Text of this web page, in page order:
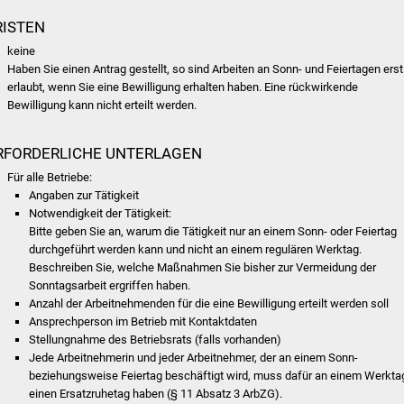
keine
Haben Sie einen Antrag gestellt, so sind Arbeiten an Sonn- und Feiertagen erst
erlaubt, wenn Sie eine Bewilligung erhalten haben. Eine rückwirkende
Bewilligung kann nicht erteilt werden.
UNTERLAGEN
Für alle Betriebe:
Angaben zur Tätigkeit
Notwendigkeit der Tätigkeit:
Bitte geben Sie an, warum die Tätigkeit nur an einem Sonn- oder Feiertag
durchgeführt werden kann und nicht an einem regulären Werktag.
Beschreiben Sie, welche Maßnahmen Sie bisher zur Vermeidung der
Sonntagsarbeit ergriffen haben.
Anzahl der Arbeitnehmenden für die eine Bewilligung erteilt werden soll
Ansprechperson im Betrieb mit Kontaktdaten
Stellungnahme des Betriebsrats (falls vorhanden)
Jede Arbeitnehmerin und jeder Arbeitnehmer, der an einem Sonn-
beziehungsweise Feiertag beschäftigt wird, muss dafür an einem
einen Ersatzruhetag haben (§ 11 Absatz 3 ArbZG).